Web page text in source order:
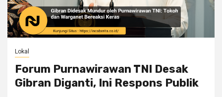
Lokal
Forum Purnawirawan TNI Desak
Gibran Diganti, Ini Respons Publik